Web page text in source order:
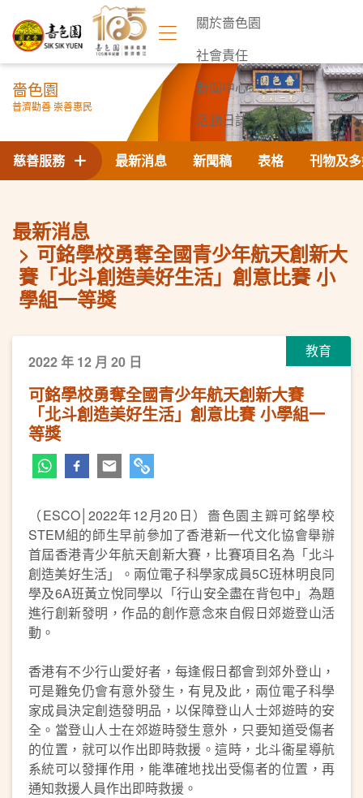
關於嗇色園
社會責任
新聞中心
活動日誌
聯絡我們
嗇色園
普濟勸善 崇善惠民
最新消息 新聞稿 表格 刊物及
慈善服務
最新消息
可銘學校勇奪全國青少年航天創新大
賽「北斗創造美好生活」創意比賽 小
學組一等獎
教育
2022 年 12 月 20 日
可銘學校勇奪全國青少年航天創新大賽
「北斗創造美好生活」創意比賽 小學組一
等獎
（ESCO│2022年12月20日）嗇色園主辧可銘學校
STEM組的師生早前參加了香港新一代文化協會舉辦
首屆香港青少年航天創新大賽，比賽項目名為「北斗
創造美好生活」。兩位電子科學家成員5C班林明良同
學及6A班黃立悅同學以「行山安全盡在背包中」為題
進行創新發明，作品的創作意念來自假日郊遊登山活
動。
香港有不少行山愛好者，每逢假日都會到郊外登山，
可是難免仍會有意外發生，有見及此，兩位電子科學
家成員決定創造發明品，以保障登山人士郊遊時的安
全。當登山人士在郊遊時發生意外，只要知道受傷者
的位置，就可以作出即時救援。這時，北斗衞星導航
系統可以發揮作用，能準確地找出受傷者的位置，再
通知救援人員作出即時救援。